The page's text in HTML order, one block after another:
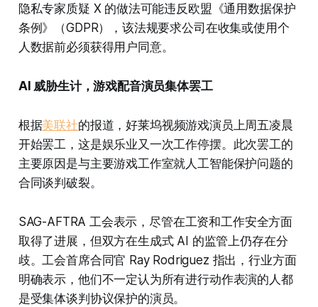
隐私专家质疑 X 的做法可能违反欧盟《通用数据保护
条例》（GDPR），该法规要求公司在收集或使用个
人数据前必须获得用户同意。
AI 威胁生计，游戏配音演员集体罢工
根据美联社的报道，好莱坞视频游戏演员上周五凌晨
开始罢工，这是娱乐业又一次工作停摆。此次罢工的
主要原因是与主要游戏工作室就人工智能保护问题的
合同谈判破裂。
SAG-AFTRA 工会表示，尽管在工资和工作安全方面
取得了进展，但双方在生成式 AI 的监管上仍存在分
歧。工会首席合同官 Ray Rodriguez 指出，行业方面
明确表示，他们不一定认为所有进行动作表演的人都
是受集体谈判协议保护的演员。